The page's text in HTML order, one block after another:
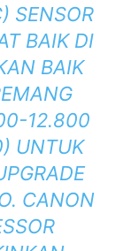
SENSOR
BAIK DI
BAIK
12.800
UNTUK
CANON